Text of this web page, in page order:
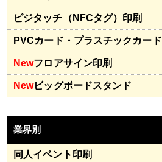
ビジタッチ（NFCタグ）印刷
PVCカード・プラスチックカード
Newフロアサイン印刷
Newビッグボードスタンド
業界別
同人イベント印刷